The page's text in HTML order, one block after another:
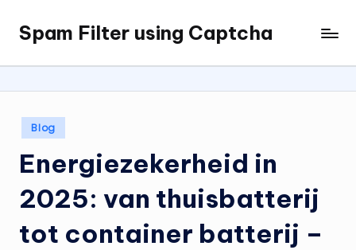
Skip
content
Spam Filter using Captcha
Posted
in
Blog
Energiezekerheid in
2025: van thuisbatterij
tot container batterij –